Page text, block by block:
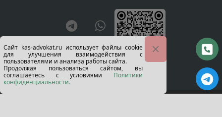
визитка
Сайт kas-advokat.ru использует файлы cookie
для улучшения взаимодействия с
пользователями и анализа работы сайта.
Продолжая пользоваться сайтом, вы
соглашаетесь с условиями Политики
конфиденциальности.